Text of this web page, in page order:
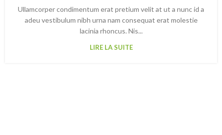
Ullamcorper condimentum erat pretium velit at ut a nunc id a
adeu vestibulum nibh urna nam consequat erat molestie
lacinia rhoncus. Nis...
LIRE LA SUITE